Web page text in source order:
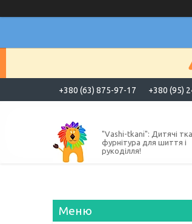
+380 (63) 875-97-17 +380 (95)
"Vashi-tkani": Дитячі
фурнітура для шиття і
рукоділля!